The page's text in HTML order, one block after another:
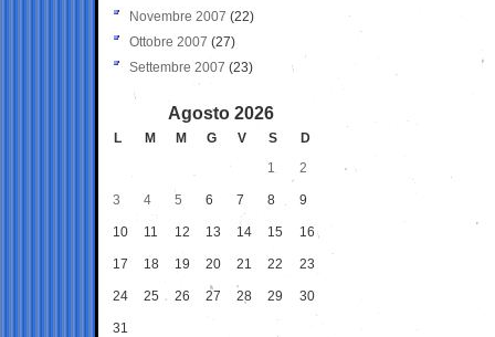
Novembre 2007 (22)
Ottobre 2007 (27)
Settembre 2007 (23)
Agosto 2026
L M M G V S
D
1
2
3 4 5 6 7 8 9
10 11 12 13 14 15 16
17 18 19 20 21 22 23
24 25 26 27 28 29 30
31